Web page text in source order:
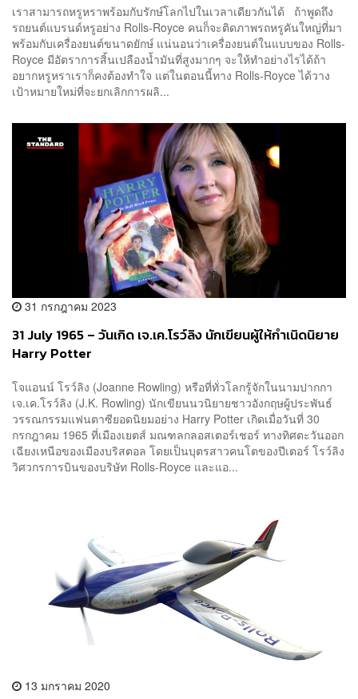
เราสามารถหรูหราพร้อมกับรักษ์โลกไปในเวลาเดียวกันได้ ถ้าพูดถึง
รถยนต์แบรนด์หรูอย่าง Rolls-Royce คนก็จะติดภาพรถหรูคันใหญ่ที่มา
พร้อมกับเครื่องยนต์ขนาดยักษ์ แน่นอนว่าเครื่องยนต์ในแบบของ Rolls-
Royce มีอัตราการสิ้นเปลืองน้ำมันที่สูงมากๆ จะให้ทำอย่างไรได้ถ้า
อยากหรูหราเราก็คงต้องทำใจ แต่ในตอนนี้ทาง Rolls-Royce ได้วาง
เป้าหมายใหม่ที่จะยกเลิกการผลิ...
31 กรกฎาคม 2023
31 July 1965 – วันเกิด เจ.เค.โรว์ลิง นักเขียนผู้ให้กำเนิดนิยาย
Harry Potter
โจแอนน์ โรว์ลิง (Joanne Rowling) หรือที่ทั่วโลกรู้จักในนามปากกา
เจ.เค.โรว์ลิง (J.K. Rowling) นักเขียนนวนิยายชาวอังกฤษผู้ประพันธ์
วรรณกรรมแฟนตาซียอดนิยมอย่าง Harry Potter เกิดเมื่อวันที่ 30
กรกฎาคม 1965 ที่เมืองเยตส์ มณฑลกลอสเตอร์เชอร์ ทางทิศตะวันออก
เฉียงเหนือของเมืองบริสตอล โดยเป็นบุตรสาวคนโตของปีเตอร์ โรว์ลิง
วิศวกรการบินของบริษัท Rolls-Royce และแอ...
13 มกราคม 2020